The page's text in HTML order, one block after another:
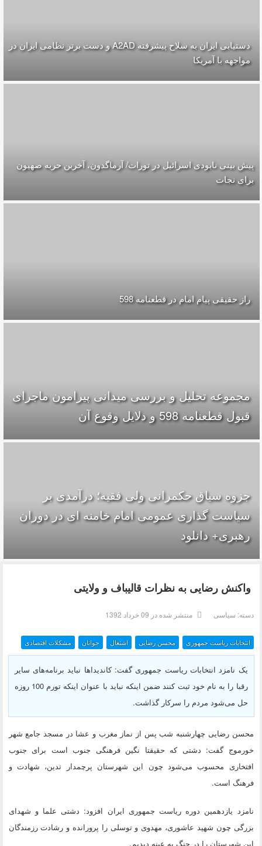
دستیابی ایران به سلاح پیشرفته A2AD و دست برتر نظامی ایران در
مواجهه با آمریکا
پیش بینی نابودی اسرائیل در تورات/ آرماگدون، آخرین حربه صهیون
برای نجات
راز حقیقی پیام امام در قطعنامه 598
مجموعه تحلیل و بررسی میدانی پیرامون ماجرای
قبول قطعنامه 598 و دلایل وقوع آن
جزوه سیاق حکمرانی ولی فقیه؛ درآمدی بر
سیاست گذاری عمومی امام خامنه ای در دوران
رهبری+ دانلود
واکنش‌ رضایی به نظرات قالیباف و ولایتی
دسته: سیاسی منتشر شده در 09 خرداد 1392
انتخابات ریاست جمهوری محسن رضایی اشتغال جوانان مشکلات اقتصادی
یک نامزد انتخابات ریاست جمهوری گفت: کاندیداها نباید برنامه‌های سایر
رقبا را به نام خود ثبت کنند ضمن اینکه نباید با عنوان اینکه تورم 100 روزه
حل می‌شود مردم را سرکار گذاشت.
محسن رضایی چهارشنبه شب پس از نماز مغرب و عشا در مسجد جامع شهر
خورموج گفت: دشتی که حقیقتا نگین فرهنگی جنوب است برای جنوب
افتخاری محسوب می‌شود چون این شهرستان پرچمدار تدین، شهادت و
فرهنگ است.
نامزد یازدهمین دوره ریاست جمهوری ایران افزود: دشتی علما و شهدای
بزرگی چون شهید عاشوری، مهدوی و توسلی را پرورانده و رشادت رزمندگان
این شهرستان را در جنگ به عینه دیدیم.